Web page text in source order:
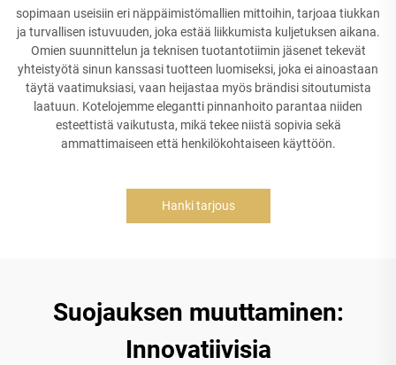
sopimaan useisiin eri näppäimistömallien mittoihin, tarjoaa tiukkan
ja turvallisen istuvuuden, joka estää liikkumista kuljetuksen aikana.
Omien suunnittelun ja teknisen tuotantotiimin jäsenet tekevät
yhteistyötä sinun kanssasi tuotteen luomiseksi, joka ei ainoastaan
täytä vaatimuksiasi, vaan heijastaa myös brändisi sitoutumista
laatuun. Kotelojemme elegantti pinnanhoito parantaa niiden
esteettistä vaikutusta, mikä tekee niistä sopivia sekä
ammattimaiseen että henkilökohtaiseen käyttöön.
Hanki tarjous
Suojauksen muuttaminen:
Innovatiivisia